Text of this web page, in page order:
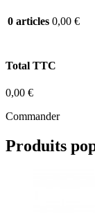
0 articles 0,00 €
Total TTC
0,00 €
Commander
Produits